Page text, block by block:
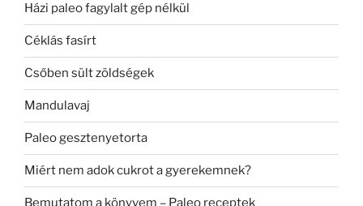
Házi paleo fagylalt gép nélkül
Céklás fasírt
Csőben sült zöldségek
Mandulavaj
Paleo gesztenyetorta
Miért nem adok cukrot a gyerekemnek?
Bemutatom a könyvem – Paleo receptek